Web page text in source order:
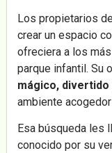
Los propietarios
crear un espacio
ofreciera a los
parque infantil. Su
mágico, divertido
ambiente
Esa búsqueda les
conocido por su